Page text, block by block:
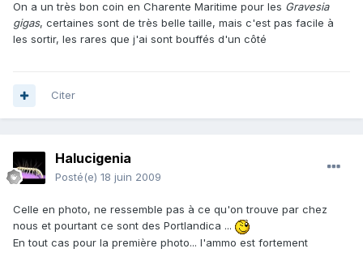
On a un très bon coin en Charente Maritime pour les Gravesia
gigas, certaines sont de très belle taille, mais c'est pas facile à
les sortir, les rares que j'ai sont bouffés d'un côté
Citer
Halucigenia
Posté(e) 18 juin 2009
Celle en photo, ne ressemble pas à ce qu'on trouve par chez
nous et pourtant ce sont des Portlandica ...
En tout cas pour la première photo... l'ammo est fortement